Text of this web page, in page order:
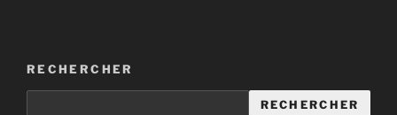
RECHERCHER
RECHERCHER